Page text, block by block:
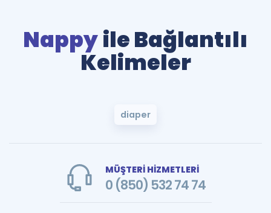
Nappyile Bağlantılı
Kelimeler
diaper
MÜŞTERİ HİZMETLERİ
0 (850) 532 74 74